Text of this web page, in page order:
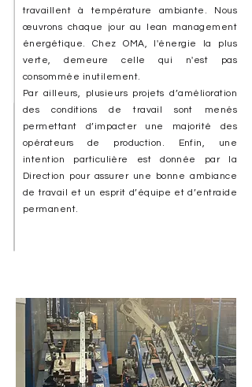
travaillent à température ambiante. Nous
œuvrons chaque jour au lean management
énergétique. Chez OMA, l'énergie la plus
verte, demeure celle qui n'est pas
consommée inutilement.
Par ailleurs, plusieurs projets d’amélioration
des conditions de travail sont menés
permettant d’impacter une majorité des
opérateurs de production. Enfin, une
intention particulière est donnée par la
Direction pour assurer une bonne ambiance
de travail et un esprit d’équipe et d’entraide
permanent.